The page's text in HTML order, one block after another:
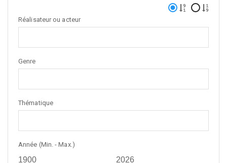
Réalisateur ou acteur
Genre
Thématique
Année (Min. - Max.)